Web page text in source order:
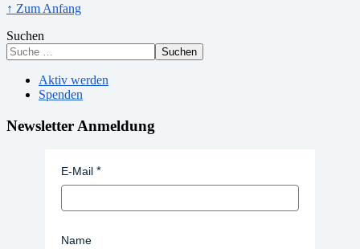
↑ Zum Anfang
Suchen
Suchen
Aktiv werden
Spenden
Newsletter Anmeldung
E-Mail
Name